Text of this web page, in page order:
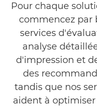
Pour chaque
commencez par
services
analyse
d'impression et
des
tandis que nos
aident à